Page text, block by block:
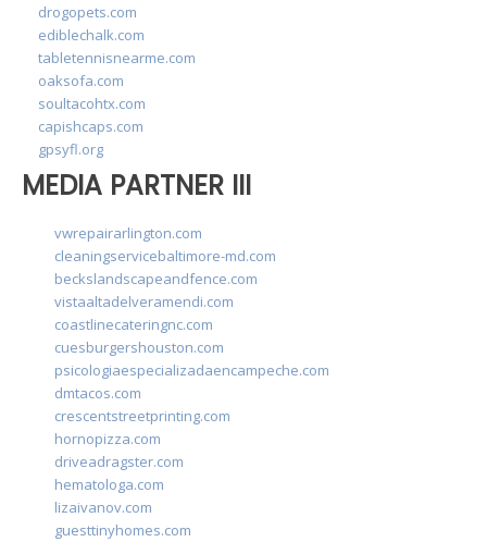
drogopets.com
ediblechalk.com
tabletennisnearme.com
oaksofa.com
soultacohtx.com
capishcaps.com
gpsyfl.org
MEDIA PARTNER III
vwrepairarlington.com
cleaningservicebaltimore-md.com
beckslandscapeandfence.com
vistaaltadelveramendi.com
coastlinecateringnc.com
cuesburgershouston.com
psicologiaespecializadaencampeche.com
dmtacos.com
crescentstreetprinting.com
hornopizza.com
driveadragster.com
hematologa.com
lizaivanov.com
guesttinyhomes.com